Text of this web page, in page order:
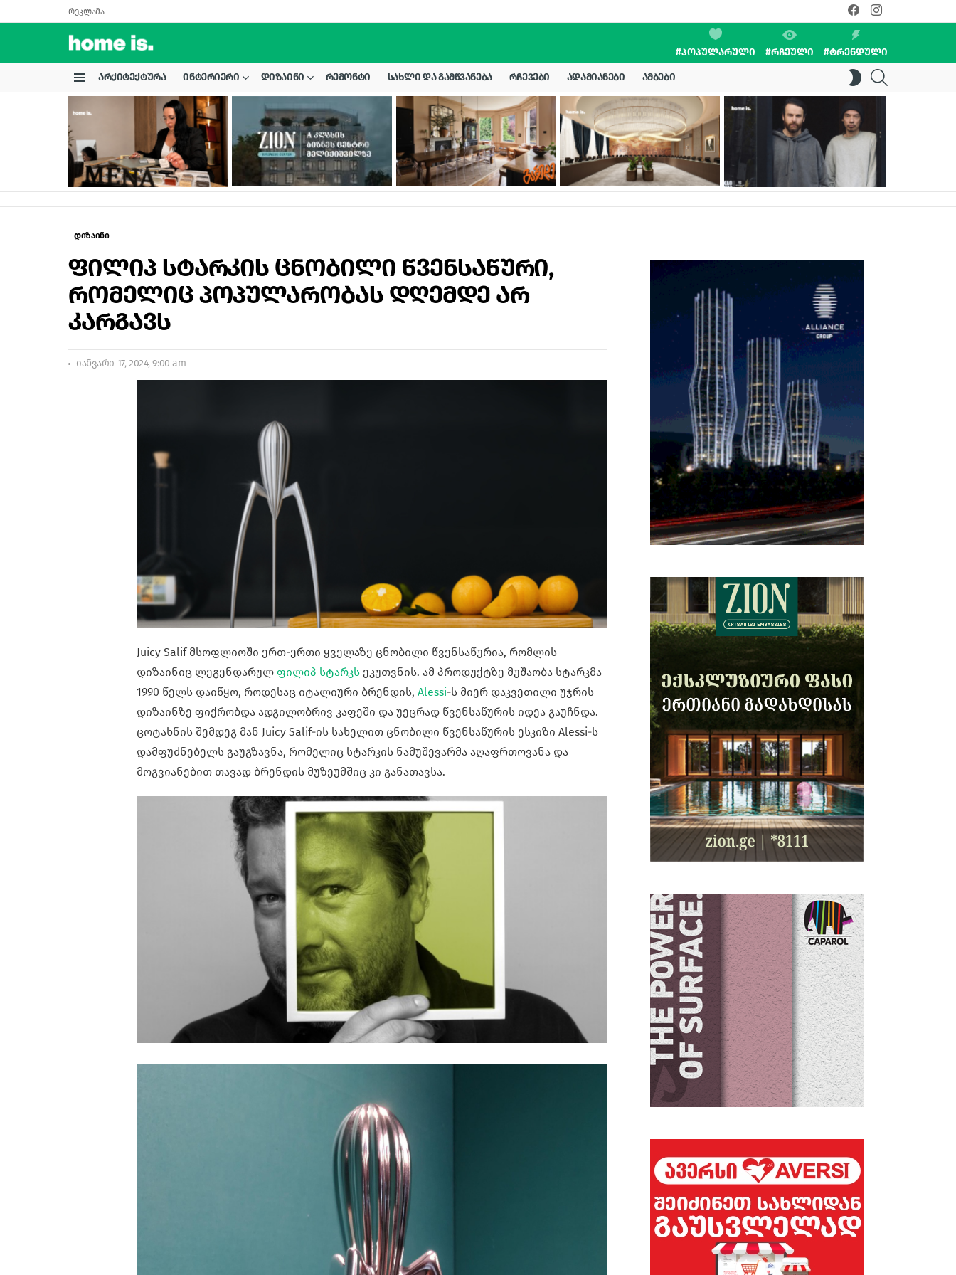
რეკლამა
facebookinstagram
#ᲞᲝᲞᲣᲚᲐᲠᲣᲚᲘ #ᲠᲩᲔᲣᲚᲘ #ᲢᲠᲔᲜᲓᲣᲚᲘ
ᲐᲠᲥᲘᲢᲔᲥᲢᲣᲠᲐ ᲘᲜᲢᲔᲠᲘᲔᲠᲘ ᲓᲘᲖᲐᲘᲜᲘ ᲠᲔᲛᲝᲜᲢᲘ ᲡᲐᲮᲚᲘ ᲓᲐ ᲒᲐᲛᲬᲕᲐᲜᲔᲑᲐ ᲠᲩᲔᲕᲔᲑᲘ ᲐᲓᲐᲛᲘᲐᲜᲔᲑᲘ ᲐᲛᲑᲔᲑᲘ
SWITCH
SKIN
STORIES
დიზაინი
ფილიპ სტარკის ცნობილი წვენსაწური,
რომელიც პოპულარობას დღემდე არ
კარგავს
იანვარი 17, 2024, 9:00 am
Juicy Salif მსოფლიოში ერთ-ერთი ყველაზე ცნობილი წვენსაწურია, რომლის
დიზაინიც ლეგენდარულ ფილიპ სტარკს ეკუთვნის. ამ პროდუქტზე მუშაობა სტარკმა
1990 წელს დაიწყო, როდესაც იტალიური ბრენდის, Alessi-ს მიერ დაკვეთილი უჯრის
დიზაინზე ფიქრობდა ადგილობრივ კაფეში და უეცრად წვენსაწურის იდეა გაუჩნდა.
ცოტახნის შემდეგ მან Juicy Salif-ის სახელით ცნობილი წვენსაწურის ესკიზი Alessi-ს
დამფუძნებელს გაუგზავნა, რომელიც სტარკის ნამუშევარმა აღაფრთოვანა და
მოგვიანებით თავად ბრენდის მუზეუმშიც კი განათავსა.